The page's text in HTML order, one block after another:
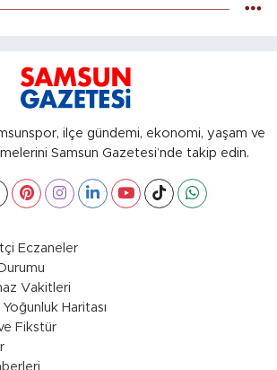
ilçe gündemi, ekonomi, yaşam ve
Samsun Gazetesi’nde takip edin.
Eczaneler
Vakitleri
Haritası
Fikstür